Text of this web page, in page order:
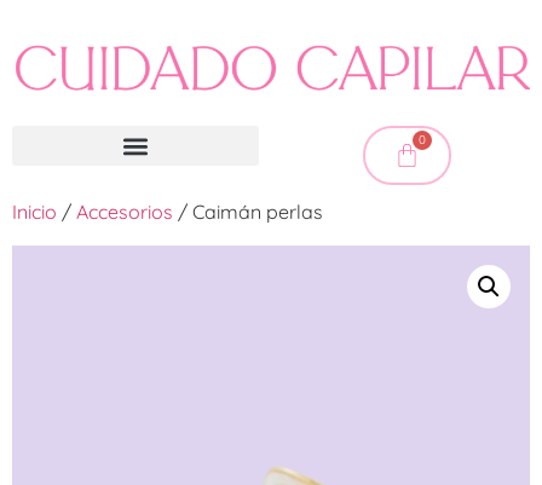
0
Inicio / Accesorios / Caimán perlas